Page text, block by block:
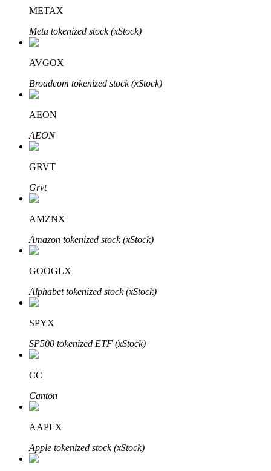
Leer staken
Meer informatie over het verdienen van passief inkomen
Bitrue
AI
Bitrue-partners
METAX
Meta tokenized stock (xStock)
AVGOX
Broadcom tokenized stock (xStock)
AEON
AEON
GRVT
Grvt
AMZNX
Amazon tokenized stock (xStock)
GOOGLX
Alphabet tokenized stock (xStock)
SPYX
SP500 tokenized ETF (xStock)
CC
Canton
AAPLX
Apple tokenized stock (xStock)